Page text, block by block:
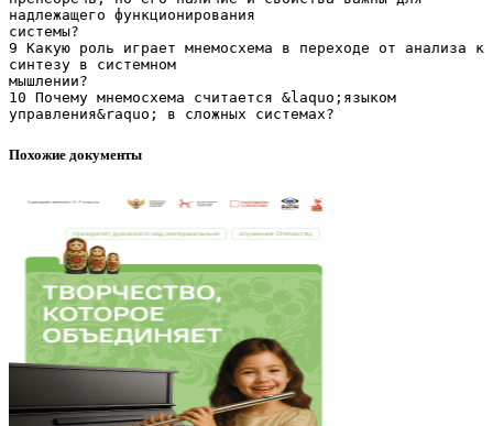
Похожие документы